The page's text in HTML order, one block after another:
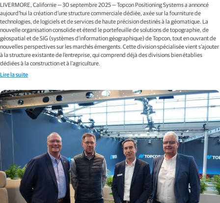
LIVERMORE, Californie — 30 septembre 2025 — Topcon Positioning Systems a annoncé
aujourd'hui la création d’une structure commerciale dédiée, axée sur la fourniture de
technologies, de logiciels et de services de haute précision destinés à la géomatique. La
nouvelle organisation consolide et étend le portefeuille de solutions de topographie, de
géospatial et de SIG (systèmes d’information géographique) de Topcon, tout en ouvrant de
nouvelles perspectives sur les marchés émergents. Cette division spécialisée vient s’ajouter
à la structure existante de l’entreprise, qui comprend déjà des divisions bien établies
dédiées à la construction et à l’agriculture.
Lire la suite